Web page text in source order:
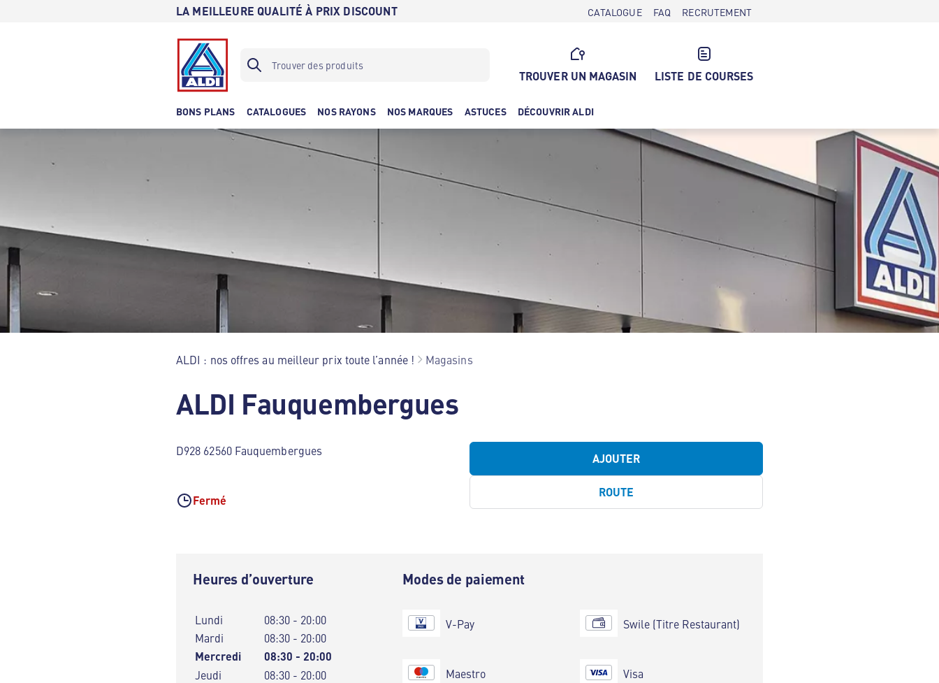
LA MEILLEURE QUALITÉ À PRIX DISCOUNT CATALOGUE FAQ RECRUTEMENT
TROUVER UN MAGASIN LISTE DE COURSES
BONS PLANS CATALOGUES NOS RAYONS NOS MARQUES ASTUCES DÉCOUVRIR ALDI
ALDI : nos offres au meilleur prix toute l’année ! Magasins
ALDI Fauquembergues
D928 62560 Fauquembergues
Fermé
AJOUTER
ROUTE
Heures d’ouverture
Lundi
08:30 - 20:00
Mardi
08:30 - 20:00
Mercredi 08:30 - 20:00
Jeudi
08:30 - 20:00
Modes de paiement
V-Pay
Maestro
Swile (Titre Restaurant)
Visa